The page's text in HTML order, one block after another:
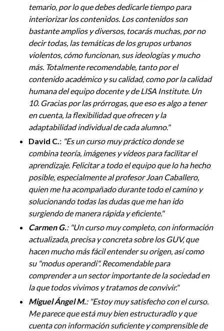
temario, por lo que debes dedicarle tiempo para
interiorizar los contenidos. Los contenidos son
bastante amplios y diversos, tocarás muchas, por no
decir todas, las temáticas de los grupos urbanos
violentos, cómo funcionan, sus ideologías y mucho
más. Totalmente recomendable, tanto por el
contenido académico y su calidad, como por la calidad
humana del equipo docente y de LISA Institute. Un
10. Gracias por las prórrogas, que eso es algo a tener
en cuenta, la flexibilidad que ofrecen y la
adaptabilidad individual de cada alumno."
David C.: "Es un curso muy práctico donde se
combina teoría, imágenes y vídeos para facilitar el
aprendizaje. Felicitar a todo el equipo que lo ha hecho
posible, especialmente al profesor Joan Caballero,
quien me ha acompañado durante todo el camino y
solucionando todas las dudas que me han ido
surgiendo de manera rápida y eficiente."
Carmen G.: "Un curso muy completo, con información
actualizada, precisa y concreta sobre los GUV, que
hacen mucho más fácil entender su origen, así como
su "modus operandi". Recomendable para
comprender a un sector importante de la sociedad en
la que todos vivimos y tratamos de convivir."
Miguel Ángel M.: "Estoy muy satisfecho con el curso.
Me parece que está muy bien estructuradlo y que
cuenta con información suficiente y comprensible de